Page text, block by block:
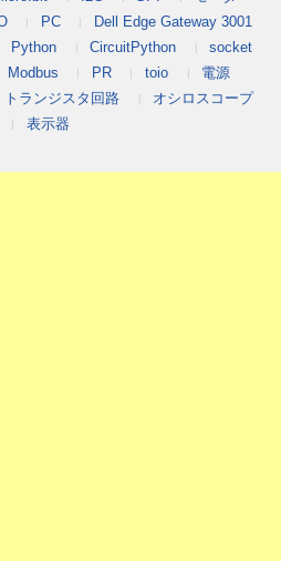
PC
Dell Edge Gateway 3001
Python CircuitPython
socket
Modbus PR toio
電源
トランジスタ回路
オシロスコープ
表示器